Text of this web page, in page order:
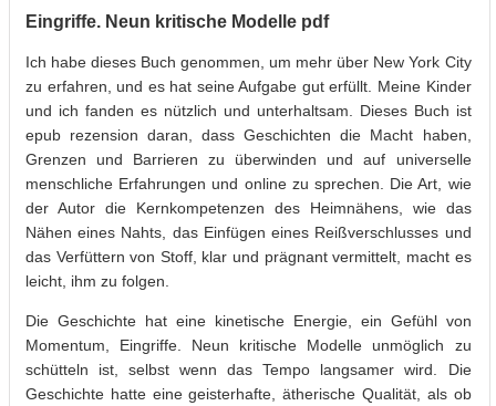
Eingriffe. Neun kritische Modelle pdf
Ich habe dieses Buch genommen, um mehr über New York City
zu erfahren, und es hat seine Aufgabe gut erfüllt. Meine Kinder
und ich fanden es nützlich und unterhaltsam. Dieses Buch ist
epub rezension daran, dass Geschichten die Macht haben,
Grenzen und Barrieren zu überwinden und auf universelle
menschliche Erfahrungen und online zu sprechen. Die Art, wie
der Autor die Kernkompetenzen des Heimnähens, wie das
Nähen eines Nahts, das Einfügen eines Reißverschlusses und
das Verfüttern von Stoff, klar und prägnant vermittelt, macht es
leicht, ihm zu folgen.
Die Geschichte hat eine kinetische Energie, ein Gefühl von
Momentum, Eingriffe. Neun kritische Modelle unmöglich zu
schütteln ist, selbst wenn das Tempo langsamer wird. Die
Geschichte hatte eine geisterhafte, ätherische Qualität, als ob